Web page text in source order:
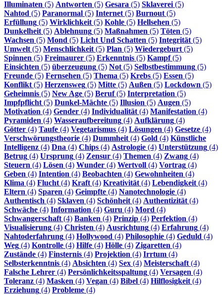
Illuminaten (5) Antworten (5) Gesara (5) Sklaverei(5)
Nahtod (5) Paranormal (5) Internet(5) Burnout(5)
Erfüllung (5) Wirklichkeit(5) Kohle (5) Hellsehen (5)
Dunkelheit(5) Ablehnung (5) Maßnahmen (5) Töten (5)
Wachsen (5) Mond (5) Licht Und Schatten (5) Integrität(5)
Umwelt(5) Menschlichkeit(5) Plan (5) Wiedergeburt(5)
Spinnen (5) Freimaurer (5) Erkenntnis (5) Kampf(5)
Einsichten (5) überzeugung (5) Not(5) Selbstbestimmung (5)
Freunde (5) Fernsehen (5) Thema (5) Krebs (5) Essen (5)
Konflikt(5) Herzensweg (5) Mitte (5) Außen (5) Lockdown (5)
Geheimnis (5) New Age (5) Beruf(5) Interpretation (5)
Impfpflicht(5) Dunkel-Mächte (5) Illusion (5) Augen (5)
Motivation (4) Gender (4) Individualität(4) Manifestation (4)
Pyramiden (4) Wasseraufbereitung (4) Aufklärung (4)
Götter (4) Taufe (4) Vegetarismus (4) Lösungen (4) Gesetze (4)
Verschwörungstheorie (4) Dummheit(4) Gold (4) Künstliche
Intelligenz (4) Dna (4) Chips (4) Astrologie (4) Unterstützung (4)
Betrug (4) Ursprung (4) Zensur (4) Themen (4) Zwang (4)
Steuern (4) Lösen (4) Wunder (4) Wertvoll (4) Vortrag (4)
Geben (4) Intention (4) Beobachten (4) Gewohnheiten (4)
Klima (4) Flucht(4) Kraft(4) Kreativität(4) Lebendigkeit(4)
Eltern (4) Sparen (4) Geimpfte (4) Nanotechnologie (4)
Authentisch (4) Sklaven (4) Schönheit(4) Authentizität(4)
Schwäche (4) Information (4) Guru (4) Mord (4)
Schwangerschaft(4) Banken (4) Prinzip (4) Perfektion (4)
Visualisierung (4) Christen (4) Ausrichtung (4) Erfahrung (4)
Nahtoderfahrung (4) Hollywood (4) Philosophie (4) Geduld (4)
Weg (4) Kontrolle (4) Hilfe (4) Hölle (4) Zigaretten (4)
Zustände (4) Finsternis (4) Projektion (4) Irrtum (4)
Selbsterkenntnis (4) Absichten (4) Sex (4) Meisterschaft(4)
Falsche Lehrer (4) Persönlichkeitsspaltung (4) Versagen (4)
Toleranz (4) Masken (4) Vegan (4) Bibel (4) Hilflosigkeit(4)
Erziehung (4) Probleme (4)